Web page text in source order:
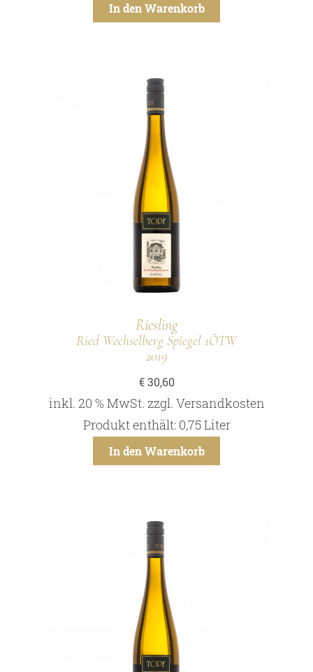
In den Warenkorb
Riesling
Ried Wechselberg Spiegel 1ÖTW
2019
€30,60
inkl. 20 % MwSt. zzgl. Versandkosten
Produkt enthält: 0,75Liter
In den Warenkorb